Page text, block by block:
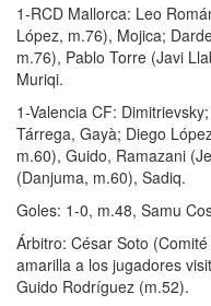
1-RCD Mallorca: Leo
López, m.76), Mojica;
m.76), Pablo Torre (Javi
Muriqi.
1-Valencia CF:
Tárrega, Gayà; Diego
m.60), Guido, Ramazani
(Danjuma, m.60), Sadiq.
Goles: 1-0, m.48, Samu
Árbitro: César Soto
amarilla a los jugadores
Guido Rodríguez (m.52).